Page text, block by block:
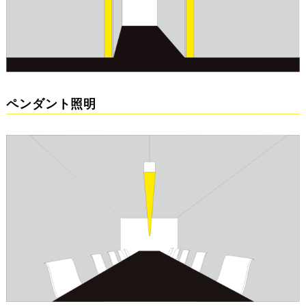
ペンダント照明